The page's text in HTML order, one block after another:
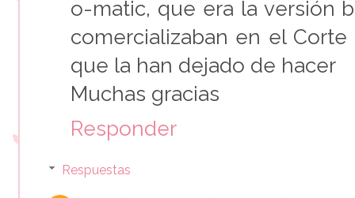
o-matic, que era la versión
comercializaban en el
que la han dejado de hacer
Muchas gracias
Responder
Respuestas